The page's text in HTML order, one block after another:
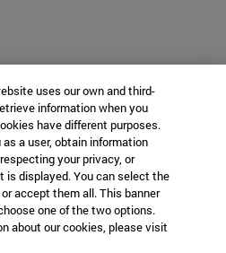
uses our own and third-
information when you
have different purposes.
a user, obtain information
your privacy, or
is displayed. You can select the
accept them all. This banner
one of the two options.
about our cookies, please visit